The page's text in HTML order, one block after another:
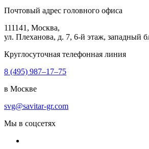
Почтовый адрес головного офиса
111141 , Москва,
ул. Плеханова, д. 7, 6-й этаж, западный
Круглосуточная телефонная линия
8 (495) 987–17–75
в Москве
svg@savitar-gr.com
Мы в соцсетях